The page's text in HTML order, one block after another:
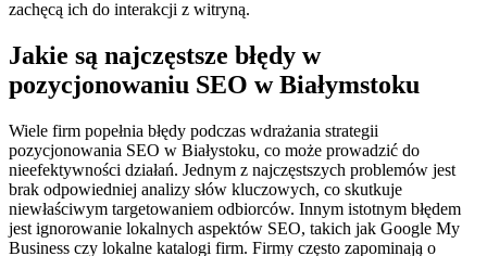
zachęcą ich do interakcji z witryną.
Jakie są najczęstsze błędy w
pozycjonowaniu SEO w Białymstoku
Wiele firm popełnia błędy podczas wdrażania strategii
pozycjonowania SEO w Białystoku, co może prowadzić do
nieefektywności działań. Jednym z najczęstszych problemów jest
brak odpowiedniej analizy słów kluczowych, co skutkuje
niewłaściwym targetowaniem odbiorców. Innym istotnym błędem
jest ignorowanie lokalnych aspektów SEO, takich jak Google My
Business czy lokalne katalogi firm. Firmy często zapominają o